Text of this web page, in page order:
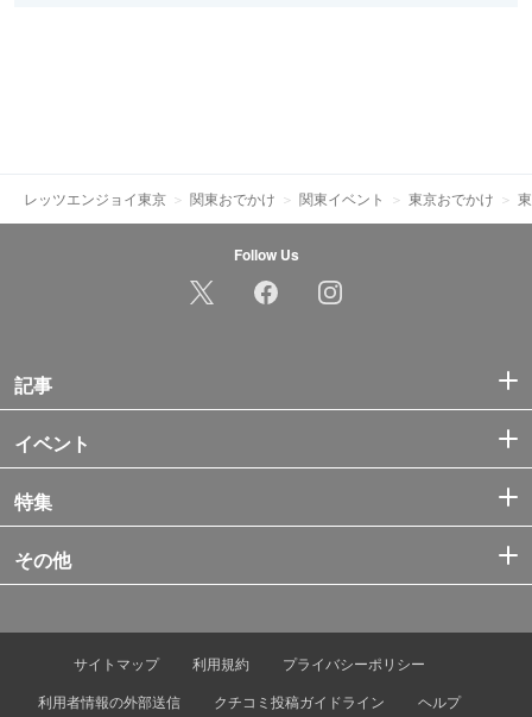
レッツエンジョイ東京 関東おでかけ 関東イベント 東京おでかけ
Follow Us
記事
イベント
特集
その他
サイトマップ 利用規約
プライバシーポリシー
利用者情報の外部送信
クチコミ投稿ガイドライン ヘルプ